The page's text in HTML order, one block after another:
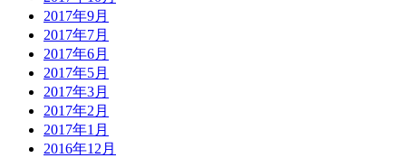
2017年9月
2017年7月
2017年6月
2017年5月
2017年3月
2017年2月
2017年1月
2016年12月